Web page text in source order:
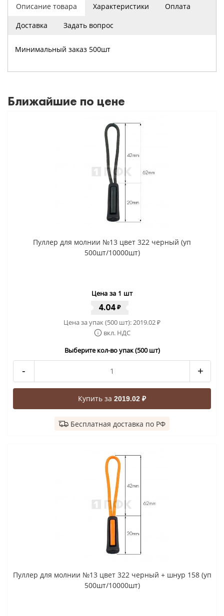
Описание товара Характеристики
Оплата
Доставка
Задать вопрос
Минимальный заказ 500шт
Ближайшие по цене
Пуллер для молнии №13 цвет 322 черный (уп
500шт/10000шт)
Цена за 1 шт
4.04 ₽
Цена за упак (500 шт): 2019.02₽
вкл. НДС
Выберите кол-во упак (500 шт)
- +
Купить за 2019.02 ₽
Бесплатная доставка по РФ
Пуллер для молнии №13 цвет 322 черный + шнур 158 (уп
500шт/10000шт)